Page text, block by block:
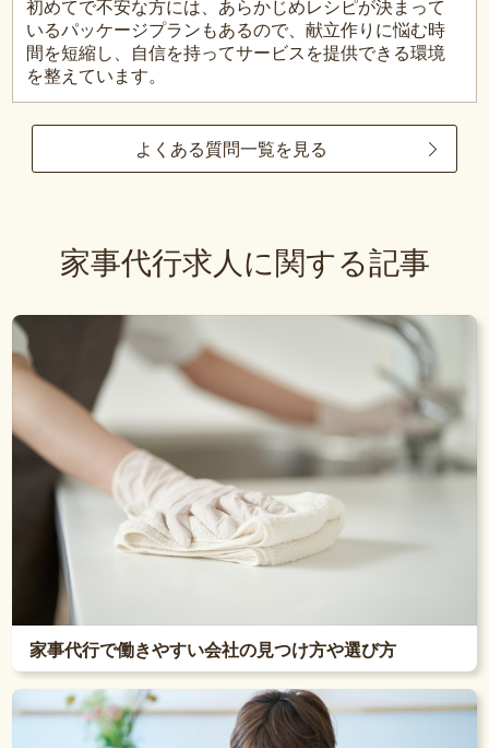
初めてで不安な方には、あらかじめレシピが決まって
いるパッケージプランもあるので、献立作りに悩む時
間を短縮し、自信を持ってサービスを提供できる環境
を整えています。
よくある質問一覧を見る
家事代行求人に関する記事
家事代行で働きやすい会社の見つけ方や選び方